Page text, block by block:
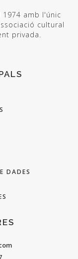
1974 amb l'únic
cultural
privada.
DADES